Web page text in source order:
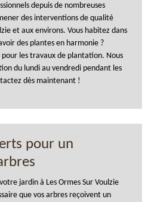
depuis de nombreuses
des interventions de qualité
et aux environs. Vous habitez dans
des plantes en harmonie ?
pour les travaux de plantation. Nous
du lundi au vendredi pendant les
dès maintenant !
pour un
jardin à Les Ormes Sur Voulzie
que vos arbres reçoivent un